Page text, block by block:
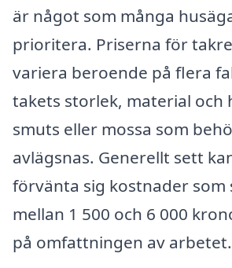
är något som många
prioritera. Priserna för
variera beroende på flera
takets storlek, material och
smuts eller mossa som
avlägsnas. Generellt sett
förvänta sig kostnader som
mellan 1 500 och 6 000
på omfattningen av arbetet.